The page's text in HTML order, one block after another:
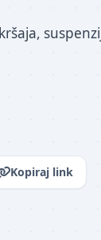
Kopiraj link